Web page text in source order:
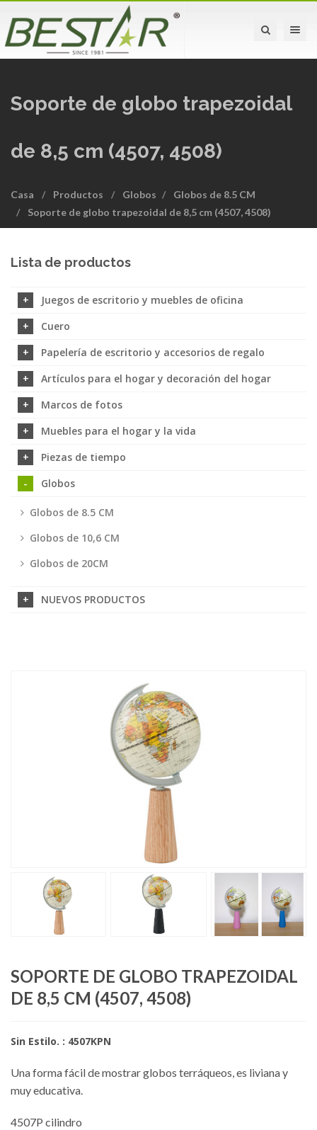
Toggle
Soporte de globo trapezoidal
de 8,5 cm (4507, 4508)
Casa Productos Globos
Globos de 8.5 CM
Soporte de globo trapezoidal de 8,5 cm (4507, 4508)
Lista de productos
Juegos de escritorio y muebles de oficina
Cuero
Papelería de escritorio y accesorios de regalo
Artículos para el hogar y decoración del hogar
Marcos de fotos
Muebles para el hogar y la vida
Piezas de tiempo
Globos
Globos de 8.5 CM
Globos de 10,6 CM
Globos de 20CM
NUEVOS PRODUCTOS
SOPORTE DE GLOBO TRAPEZOIDAL
DE 8,5 CM (4507, 4508)
Sin Estilo. : 4507KPN
Una forma fácil de mostrar globos terráqueos, es liviana y
muy educativa.
4507P cilindro